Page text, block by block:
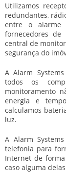
Utilizamos
redundantes,
entre o alarme
fornecedores
central de
segurança do
A Alarm
todos os
monitoramento
energia e
calculamos
luz.
A Alarm
telefonia para
Internet de
caso alguma